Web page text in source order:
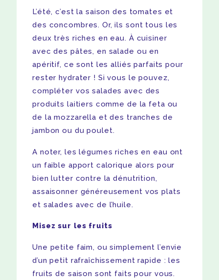
L’été, c’est la saison des tomates et
des concombres. Or, ils sont tous les
deux très riches en eau. À cuisiner
avec des pâtes, en salade ou en
apéritif, ce sont les alliés parfaits pour
rester hydrater ! Si vous le pouvez,
compléter vos salades avec des
produits laitiers comme de la feta ou
de la mozzarella et des tranches de
jambon ou du poulet.
A noter, les légumes riches en eau ont
un faible apport calorique alors pour
bien lutter contre la dénutrition,
assaisonner généreusement vos plats
et salades avec de l’huile.
Misez sur les fruits
Une petite faim, ou simplement l’envie
d’un petit rafraîchissement rapide : les
fruits de saison sont faits pour vous.